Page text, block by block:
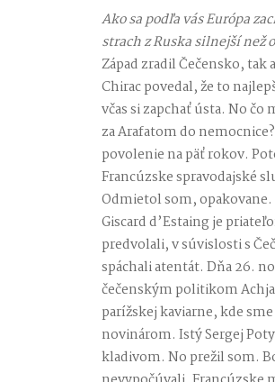
Ako sa podľa vás Európa
strach z Ruska silnejší než
Západ zradil Čečensko,
Chirac povedal, že to
včas si zapchať ústa. No
za Arafatom do
povolenie na päť rokov.
Francúzske spravodajské
Odmietol som,
Giscard d’Estaing je
predvolali, v súvislosti s
spáchali atentát. Dňa 26.
čečenským politikom
parížskej kaviarne, kde
novinárom. Istý Sergej
kladivom. No prežil som.